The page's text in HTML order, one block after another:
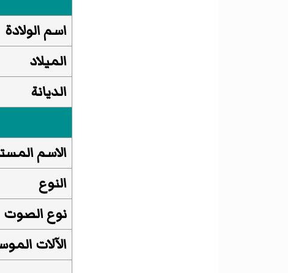
اسم الولادة
الميلاد
الديانة
الاسم
النوع
نوع الصوت
الآلات